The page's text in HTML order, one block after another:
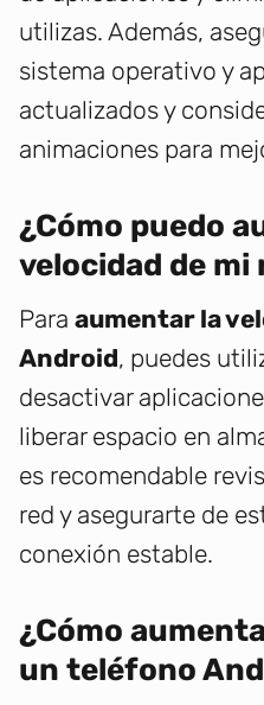
utilizas. Además,
sistema operativo y
actualizados y
animaciones para
¿Cómo puedo
velocidad de mi
Para aumentar la
Android, puedes
desactivar
liberar espacio en
es recomendable
red y asegurarte de
conexión estable.
¿Cómo
un teléfono